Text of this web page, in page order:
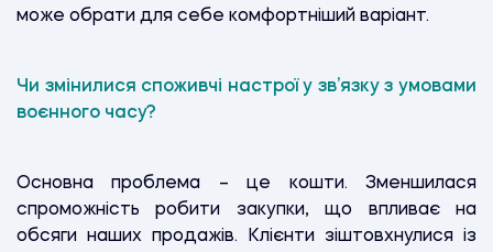
може обрати для себе комфортніший варіант.
Чи змінилися споживчі настрої у зв’язку з умовами
воєнного часу?
Основна проблема – це кошти. Зменшилася
спроможність робити закупки, що впливає на
обсяги наших продажів. Клієнти зіштовхнулися із